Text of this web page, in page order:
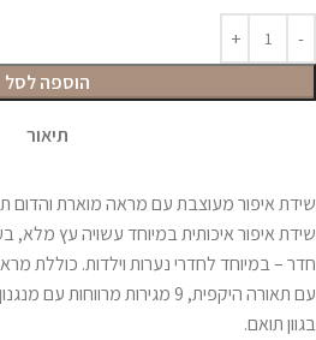
הוספה לסל
תיאור
שידת איפור מעוצבת עם מראה מוארת
שידת איפור איכותית במיוחד עשויה עץ מלא,
חדר – במיוחד לחדרי נערות וילדות. כוללת
עם תאורה היקפית, 9 מגירות
בגוון תואם.